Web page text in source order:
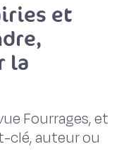
et
la
Fourrages, et
clé, auteur ou